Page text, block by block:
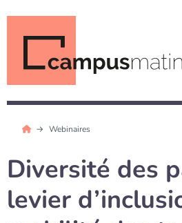
Webinaires
Diversité des
levier